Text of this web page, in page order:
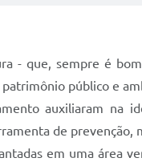
- que, sempre é
público e
auxiliaram na
de
em uma área